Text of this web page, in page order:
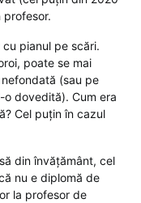
profesor.
pianul pe scări.
poate se mai
(sau pe
dovedită). Cum era
Cel puțin în cazul
din învățământ, cel
nu e diplomă de
la profesor de